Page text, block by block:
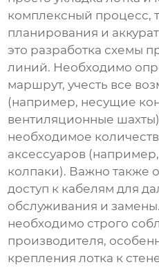
комплексный процесс,
планирования и
это разработка схемы
линий. Необходимо
маршрут, учесть все
(например, несущие
вентиляционные
необходимое
аксессуаров
колпаки). Важно также
доступ к кабелям для
обслуживания и
необходимо строго
производителя,
крепления лотка к